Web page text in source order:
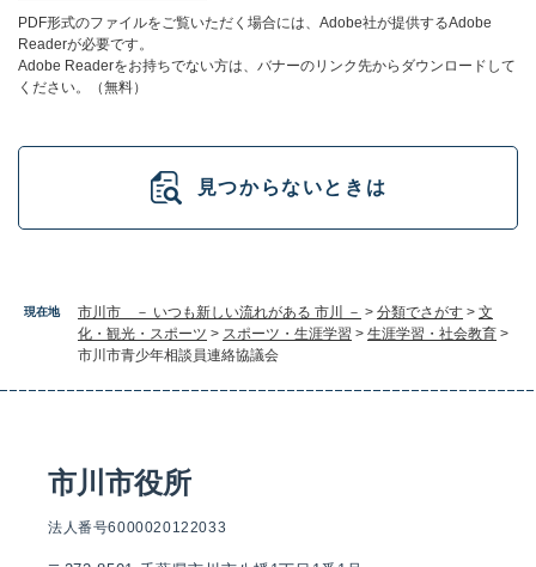
現在地 市川市 － いつも新しい流れがある 市川 － > 分類でさがす > 文
化・観光・スポーツ > スポーツ・生涯学習 > 生涯学習・社会教育 >
市川市青少年相談員連絡協議会
PDF形式のファイルをご覧いただく場合には、Adobe社が提供するAdobe
Readerが必要です。
Adobe Readerをお持ちでない方は、バナーのリンク先からダウンロードして
ください。（無料）
見つからないときは
市川市役所
法人番号6000020122033